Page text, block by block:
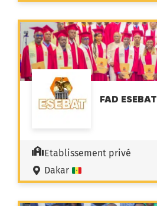
FAD ESEBAT
Etablissement privé
Dakar